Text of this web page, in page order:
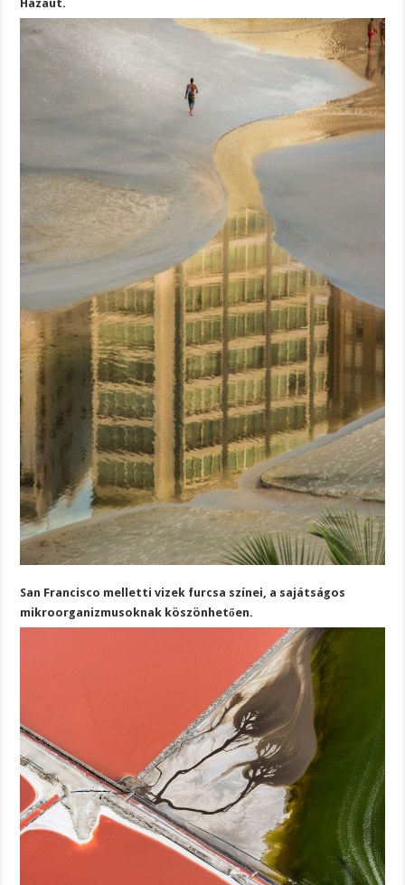
Hazaút.
San Francisco melletti vizek furcsa színei, a sajátságos
mikroorganizmusoknak köszönhetően.